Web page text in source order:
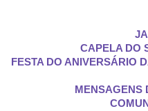
CAPELA DO
FESTA DO ANIVERSÁRIO
MENSAGENS